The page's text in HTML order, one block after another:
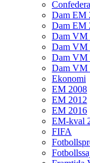
Dam EM
Dam EM
Dam VM
Dam VM
Dam VM
Dam VM
Ekonomi
EM 2008
EM 2012
EM 2016
EM-kval
FIFA